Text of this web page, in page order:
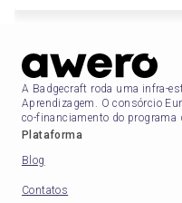
A Badgecraft roda uma infra-
Aprendizagem. O consórcio
co-financiamento do programa
Plataforma
Blog
Contatos